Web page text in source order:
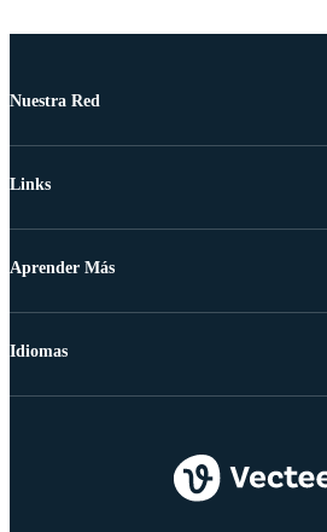
Nuestra Red
Links
Aprender Más
Idiomas